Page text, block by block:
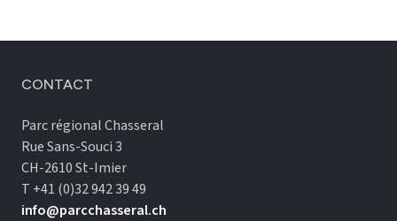
CONTACT
Parc régional Chasseral
Rue Sans-Souci 3
CH-2610 St-Imier
T +41 (0)32 942 39 49
info@parcchasseral.ch